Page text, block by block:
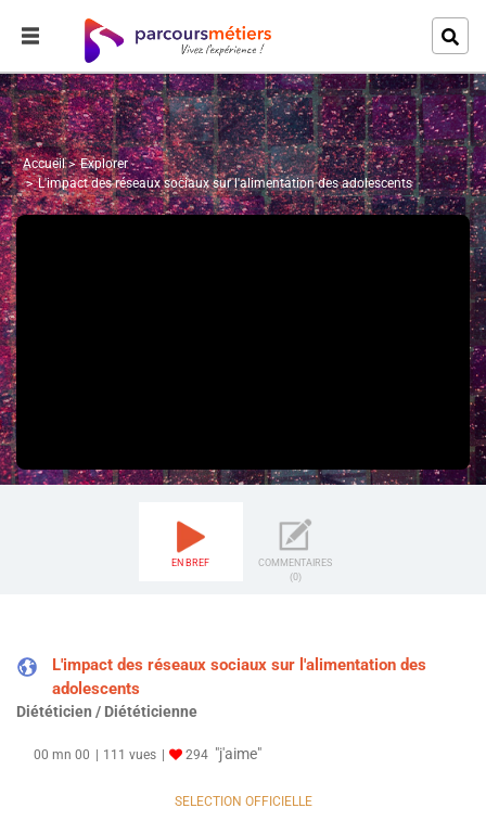
Accueil
Explorer
L'impact des réseaux sociaux sur l'alimentation des adolescents
EN BREF
COMMENTAIRES
(0)
L'impact des réseaux sociaux sur l'alimentation des
adolescents
Diététicien / Diététicienne
00 mn 00 111 vues 294 "j'aime"
SELECTION OFFICIELLE